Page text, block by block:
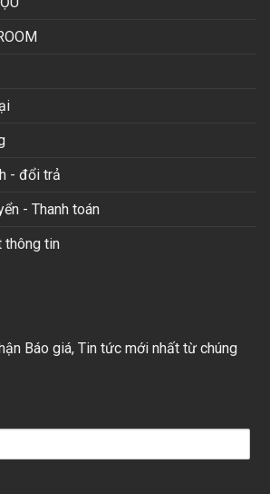
- đổi trả
- Thanh toán
thông tin
Báo giá, Tin tức mới nhất từ chúng